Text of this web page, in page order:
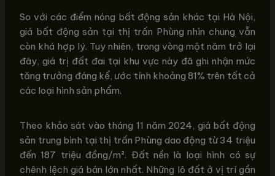
So với các điểm nóng bất động sản khác tại Hà Nội,
giá bất động sản tại thị trấn Phùng nhìn chung vẫn
còn khá hợp lý. Tuy nhiên, trong vòng một năm trở lại
đây, giá trị đất đai tại khu vực này đã ghi nhận mức
tăng trưởng đáng kể, ước tính khoảng 81% trên tất cả
các loại hình sản phẩm.
Theo khảo sát vào tháng 11 năm 2024, giá bất động
sản trung bình tại thị trấn Phùng dao động từ 34 triệu
đến 187 triệu đồng/m². Đất nền là loại hình có sự
chênh lệch giá bán lớn nhất. Những lô đất ở vị trí gần